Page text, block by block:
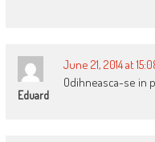
Eduard
June 21, 2014 at
Odihneasca-se in